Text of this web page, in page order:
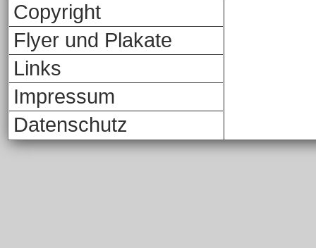
Copyright
Flyer und Plakate
Links
Impressum
Datenschutz